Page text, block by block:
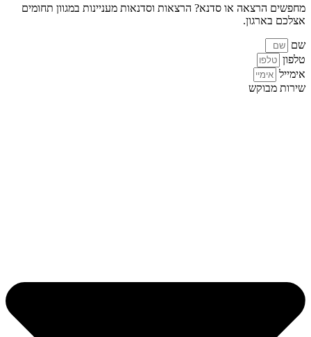
מחפשים הרצאה או סדנא? הרצאות וסדנאות מעניינות במגוון תחומים
אצלכם בארגון.
שם
טלפון
אימייל
שירות מבוקש